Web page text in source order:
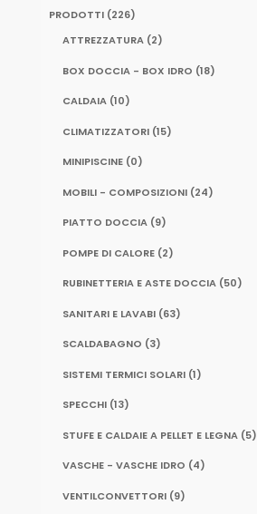
PRODOTTI (226)
ATTREZZATURA (2)
BOX DOCCIA - BOX IDRO (18)
CALDAIA (10)
CLIMATIZZATORI (15)
MINIPISCINE (0)
MOBILI - COMPOSIZIONI (24)
PIATTO DOCCIA (9)
POMPE DI CALORE (2)
RUBINETTERIA E ASTE DOCCIA (50)
SANITARI E LAVABI (63)
SCALDABAGNO (3)
SISTEMI TERMICI SOLARI (1)
SPECCHI (13)
STUFE E CALDAIE A PELLET E LEGNA (5)
VASCHE - VASCHE IDRO (4)
VENTILCONVETTORI (9)